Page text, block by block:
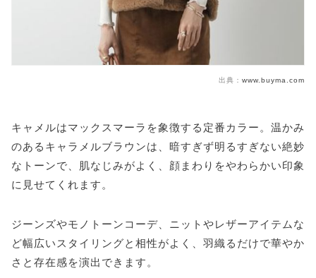
出典： www.buyma.com
キャメルはマックスマーラを象徴する定番カラー。温かみ
のあるキャラメルブラウンは、暗すぎず明るすぎない絶妙
なトーンで、肌なじみがよく、顔まわりをやわらかい印象
に見せてくれます。
ジーンズやモノトーンコーデ、ニットやレザーアイテムな
ど幅広いスタイリングと相性がよく、羽織るだけで華やか
さと存在感を演出できます。